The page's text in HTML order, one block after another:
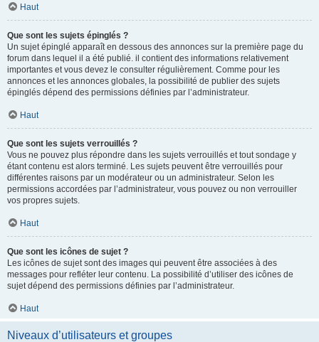
Haut
Que sont les sujets épinglés ?
Un sujet épinglé apparaît en dessous des annonces sur la première page du
forum dans lequel il a été publié. il contient des informations relativement
importantes et vous devez le consulter régulièrement. Comme pour les
annonces et les annonces globales, la possibilité de publier des sujets
épinglés dépend des permissions définies par l’administrateur.
Haut
Que sont les sujets verrouillés ?
Vous ne pouvez plus répondre dans les sujets verrouillés et tout sondage y
étant contenu est alors terminé. Les sujets peuvent être verrouillés pour
différentes raisons par un modérateur ou un administrateur. Selon les
permissions accordées par l’administrateur, vous pouvez ou non verrouiller
vos propres sujets.
Haut
Que sont les icônes de sujet ?
Les icônes de sujet sont des images qui peuvent être associées à des
messages pour refléter leur contenu. La possibilité d’utiliser des icônes de
sujet dépend des permissions définies par l’administrateur.
Haut
Niveaux d’utilisateurs et groupes